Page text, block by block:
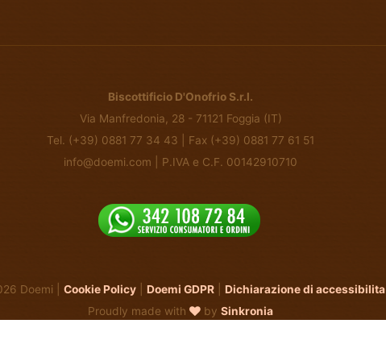
Biscottificio D'Onofrio S.r.l.
Via Manfredonia, 28 - 71121 Foggia (IT)
Tel. (+39) 0881 77 34 43 | Fax (+39) 0881 77 61 51
info@doemi.com | P.IVA e C.F. 00142910710
Doemi | Cookie Policy Doemi GDPR
Dichiarazione di accessibilita
Proudly made with
by Sinkronia